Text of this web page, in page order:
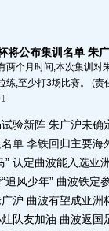
将公布集训名单 朱
两个月时间,本次集训对
练,至少打3场比赛。 (责
验新阵 朱广沪未确
单 李铁回归主要海
” 认定曲波能入选亚
追风少年” 曲波铁定
沪 曲波有望成亚洲
队友加油 曲波返国